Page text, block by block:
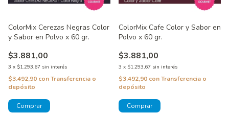
ColorMix Cerezas Negras Color
y Sabor en Polvo x 60 gr.
$3.881,00
3 x $1.293,67 sin interés
$3.492,90 conTransferencia o
depósito
ColorMix Cafe Color y Sabor en
Polvo x 60 gr.
$3.881,00
3 x $1.293,67 sin interés
$3.492,90 conTransferencia o
depósito